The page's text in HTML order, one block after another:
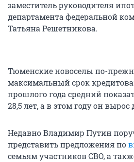
заместитель руководителя
департамента федеральной
Татьяна Решетникова.
Тюменские новоселы по-
максимальный срок
прошлого года средний
28,5 лет, а в этом году он вырос
Недавно Владимир Путин
представить предложения по
семьям участников СВО, а